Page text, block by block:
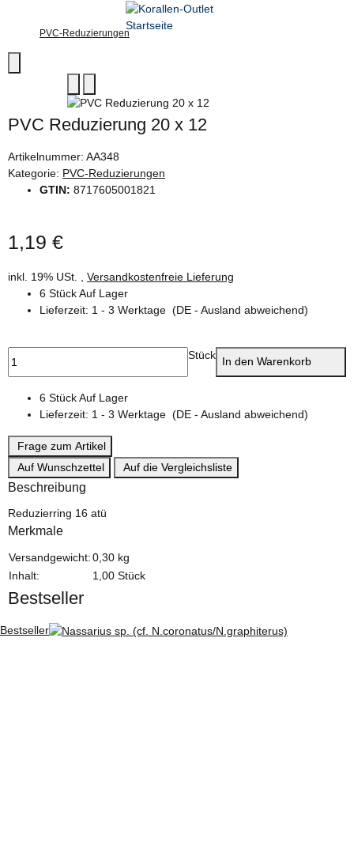
PVC-Reduzierungen
PVC Reduzierung 20 x 12
Artikelnummer: AA348
Kategorie: PVC-Reduzierungen
GTIN: 8717605001821
1,19 €
inkl. 19% USt. , Versandkostenfreie Lieferung
6 Stück Auf Lager
Lieferzeit: 1 - 3 Werktage (DE - Ausland abweichend)
Stück In den Warenkorb
6 Stück Auf Lager
Lieferzeit: 1 - 3 Werktage (DE - Ausland abweichend)
Frage zum Artikel
Auf Wunschzettel
Auf die Vergleichsliste
Beschreibung
Reduzierring 16 atü
Merkmale
Produkteigenschaft
Wert
Versandgewicht:0,30 kg
Inhalt:
1,00 Stück
Bestseller
Bestseller